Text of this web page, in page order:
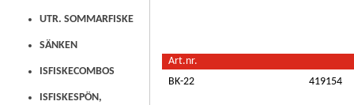
UTR. SOMMARFISKE
SÄNKEN
ISFISKECOMBOS
ISFISKESPÖN,
Art.nr.
BK-22
419154